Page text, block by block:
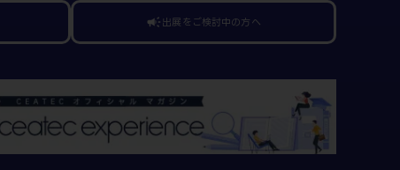
campaign出展をご検討中の方へ